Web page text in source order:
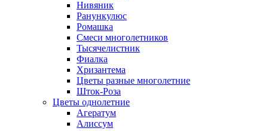
Нивяник
Ранункулюс
Ромашка
Смеси многолетников
Тысячелистник
Фиалка
Хризантема
Цветы разные многолетние
Шток-Роза
Цветы однолетние
Агератум
Алиссум